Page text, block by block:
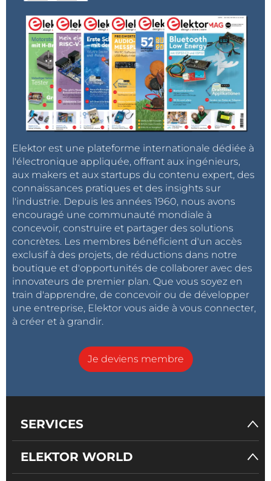
Elektor est une plateforme internationale dédiée à
l'électronique appliquée, offrant aux ingénieurs,
aux makers et aux startups du contenu expert, des
connaissances pratiques et des insights sur
l'industrie. Depuis les années 1960, nous avons
encouragé une communauté mondiale à
concevoir, construire et partager des solutions
concrètes. Les membres bénéficient d'un accès
exclusif à des projets, de réductions dans notre
boutique et d'opportunités de collaborer avec des
innovateurs de premier plan. Que vous soyez en
train d'apprendre, de concevoir ou de développer
une entreprise, Elektor vous aide à vous connecter,
à créer et à grandir.
Je deviens membre
SERVICES
ELEKTOR WORLD